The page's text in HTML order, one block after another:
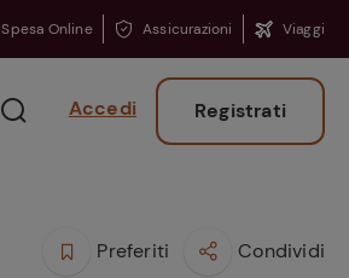
Spesa Online Assicurazioni Viaggi
Accedi Registrati
Preferiti Condividi